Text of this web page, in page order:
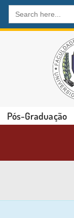
Search
for:
Pós-Graduação